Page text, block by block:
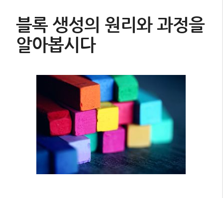
블록 생성의 원리와 과정을
알아봅시다